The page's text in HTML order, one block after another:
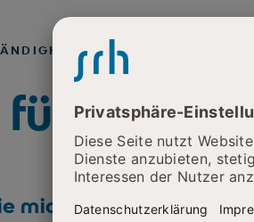
Sie da
mich